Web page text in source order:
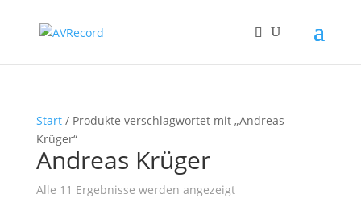
Start/ Produkte verschlagwortet mit „Andreas
Krüger“
Andreas Krüger
Alle 11 Ergebnisse werden angezeigtNach